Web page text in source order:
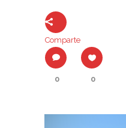
Comparte
0 0